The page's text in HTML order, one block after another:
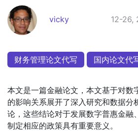
vicky 12-26,
财务管理论文代写 国内论文代
本文是一篇金融论文，本文基于对数
的影响关系展开了深入研究和数据分
论，这些结论对于发展数字普惠金融
制定相应的政策具有重要意义。